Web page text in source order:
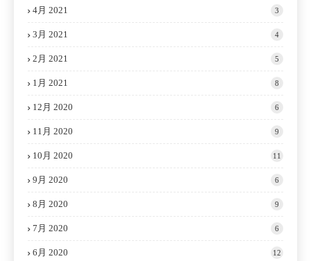
4月 2021 3
3月 2021 4
2月 2021 5
1月 2021 8
12月 2020 6
11月 2020 9
10月 2020 11
9月 2020 6
8月 2020 9
7月 2020 6
6月 2020 12